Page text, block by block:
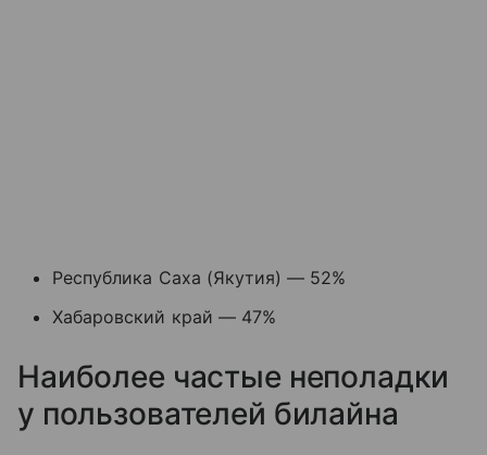
Республика Саха (Якутия) — 52%
Хабаровский край — 47%
Наиболее частые неполадки
у пользователей билайна